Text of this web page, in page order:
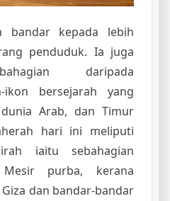
bandar kepada lebih
penduduk. Ia juga
daripada
ikon bersejarah yang
Arab, dan Timur
hari ini meliputi
iaitu sebahagian
purba, kerana
dan bandar-bandar